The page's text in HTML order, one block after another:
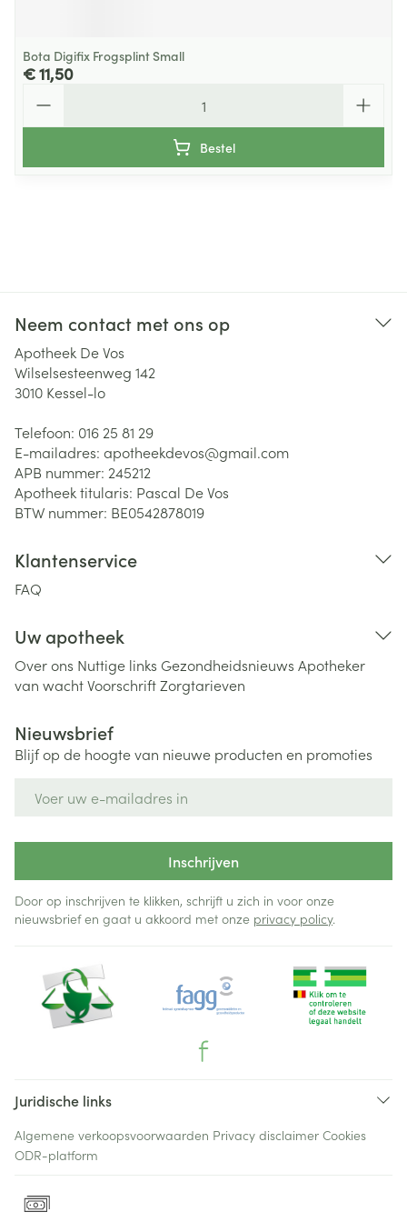
Bota Digifix Frogsplint Small
€ 11,50
Bestel
Neem contact met ons op
Apotheek De Vos
Wilselsesteenweg 142
3010 Kessel-lo
Telefoon: 016 25 81 29
E-mailadres: apotheekdevos@gmail.com
APB nummer: 245212
Apotheek titularis: Pascal De Vos
BTW nummer: BE0542878019
Klantenservice
FAQ
Uw apotheek
Over ons Nuttige links Gezondheidsnieuws Apotheker
van wachtVoorschriftZorgtarieven
Nieuwsbrief
Blijf op de hoogte van nieuwe producten en promoties
Inschrijven
Door op inschrijven te klikken, schrijft u zich in voor onze
nieuwsbrief en gaat u akkoord met onze privacy policy.
Juridische links
Algemene verkoopsvoorwaarden Privacy disclaimer Cookies
ODR-platform